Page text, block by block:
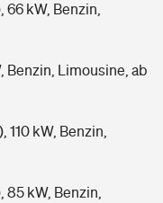
66 kW, Benzin,
Benzin, Limousine, ab
110 kW, Benzin,
85 kW, Benzin,